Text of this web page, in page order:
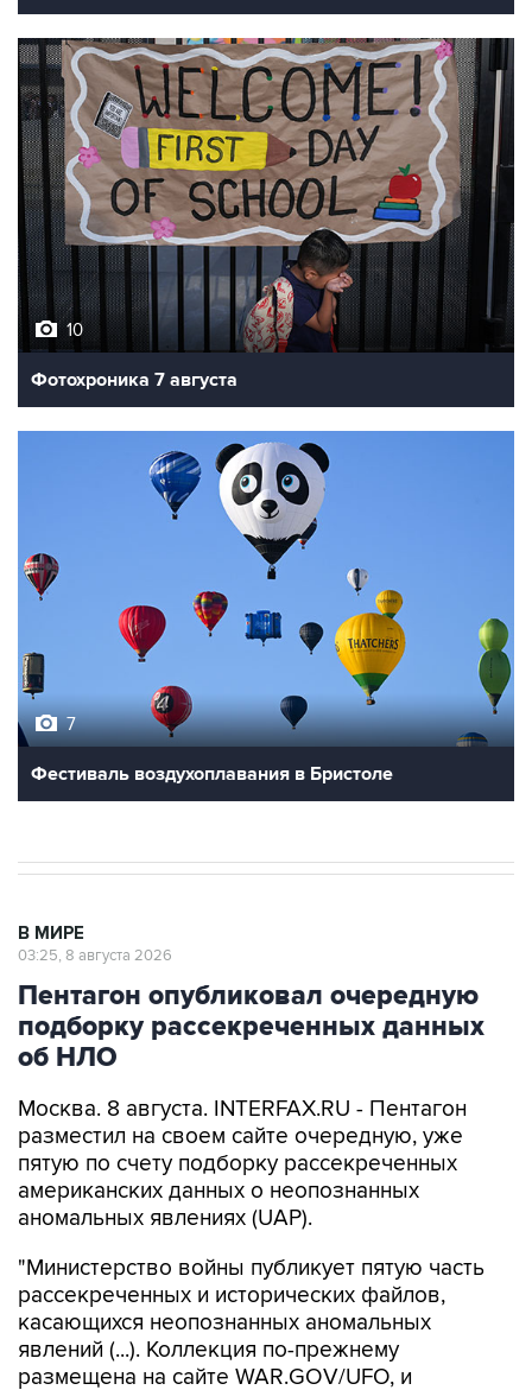
10
Фотохроника 7 августа
7
Фестиваль воздухоплавания в Бристоле
В МИРЕ
03:25, 8 августа 2026
Пентагон опубликовал очередную
подборку рассекреченных данных
об НЛО
Москва. 8 августа. INTERFAX.RU - Пентагон
разместил на своем сайте очередную, уже
пятую по счету подборку рассекреченных
американских данных о неопознанных
аномальных явлениях (UAP).
"Министерство войны публикует пятую часть
рассекреченных и исторических файлов,
касающихся неопознанных аномальных
явлений (...). Коллекция по-прежнему
размещена на сайте WAR.GOV/UFO, и